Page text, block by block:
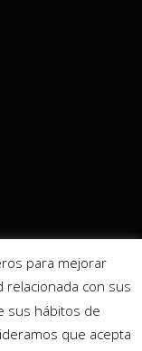
OnePress
para mejorar
con sus
sus hábitos de
que acepta